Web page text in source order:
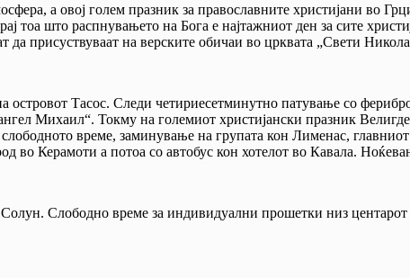
а овој голем празник за православните христијани во
што распнувањето на Бога е најтажниот ден за сите
присуствуваат на верските обичаи во црквата „Свети
Тасос. Следи четириесетминутно патување со
Михаил“. Токму на големиот христијански празник
време, заминување на групата кон Лименас,
Керамоти а потоа со автобус кон хотелот во Кавала.
Слободно време за индивидуални прошетки низ